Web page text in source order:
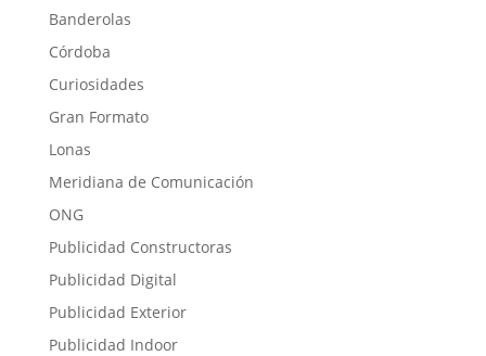
Banderolas
Córdoba
Curiosidades
Gran Formato
Lonas
Meridiana de Comunicación
ONG
Publicidad Constructoras
Publicidad Digital
Publicidad Exterior
Publicidad Indoor